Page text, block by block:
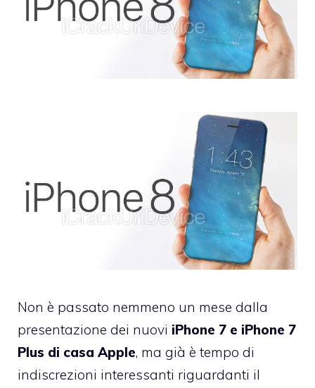
Non è passato nemmeno un mese dalla
presentazione dei nuovi iPhone 7 e iPhone 7
Plus di casa Apple, ma già è tempo di
indiscrezioni interessanti riguardanti il